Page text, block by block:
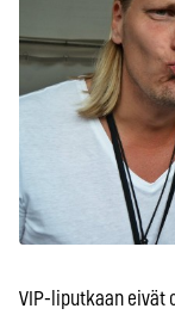
VIP-liputkaan eivät